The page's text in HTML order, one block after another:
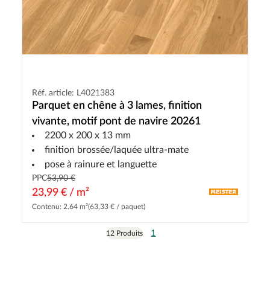
Réf. article: L4021383
Parquet en chêne à 3 lames, finition
vivante, motif pont de navire 20261
2200 x 200 x 13 mm
finition brossée/laquée ultra-mate
pose à rainure et languette
PPC53,90 €
23,99 € / m²
Contenu: 2.64 m²(63,33 € / paquet)
12 Produits 1